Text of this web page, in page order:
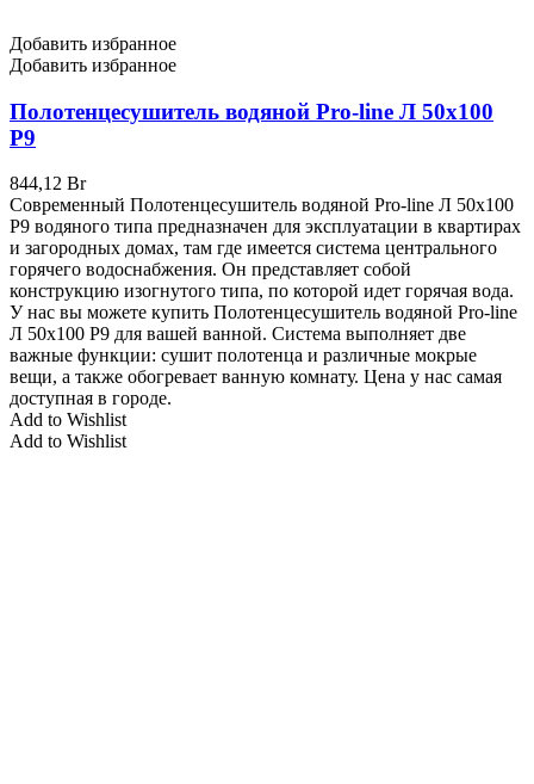
Добавить избранное
Добавить избранное
Полотенцесушитель водяной Pro-line Л 50х100
P9
844,12 Br
Современный Полотенцесушитель водяной Pro-line Л 50х100
P9 водяного типа предназначен для эксплуатации в квартирах
и загородных домах, там где имеется система центрального
горячего водоснабжения. Он представляет собой
конструкцию изогнутого типа, по которой идет горячая вода.
У нас вы можете купить Полотенцесушитель водяной Pro-line
Л 50х100 P9 для вашей ванной. Система выполняет две
важные функции: сушит полотенца и различные мокрые
вещи, а также обогревает ванную комнату. Цена у нас самая
доступная в городе.
Add to Wishlist
Add to Wishlist